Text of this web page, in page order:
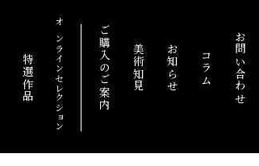
特選作品 オンラインセレクション ご購入のご案内 美術知見 お知らせ コラム お問い合わせ